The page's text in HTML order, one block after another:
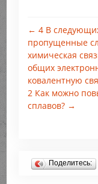
← 4 В
пропущенные
химическая
общих
ковалентную
2 Как можно
сплавов? →
Поделитесь: